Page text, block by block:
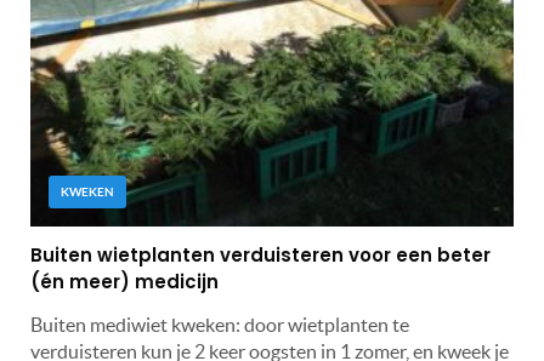
KWEKEN
Buiten wietplanten verduisteren voor een beter
(én meer) medicijn
Buiten mediwiet kweken: door wietplanten te
verduisteren kun je 2 keer oogsten in 1 zomer, en kweek je